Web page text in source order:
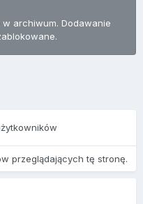
archiwum. Dodawanie
przeglądających tę stronę.